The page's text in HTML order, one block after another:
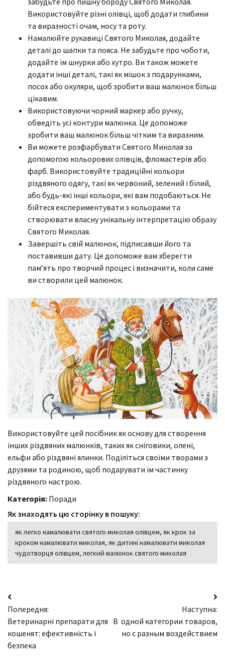
Використовуйте різні олівці, щоб додати глибини
та виразності очам, носу та роту.
Намалюйте рукавиці Святого Миколая, додайте
деталі до шапки та пояса. Не забудьте про чоботи,
додайте їм шнурки або хутро. Ви також можете
додати інші деталі, такі як мішок з подарунками,
посох або окуляри, щоб зробити ваш малюнок більш
цікавим.
Використовуючи чорний маркер або ручку,
обведіть усі контури малюнка. Це допоможе
зробити ваш малюнок більш чітким та виразним.
Ви можете розфарбувати Святого Миколая за
допомогою кольорових олівців, фломастерів або
фарб. Використовуйте традиційні кольори
різдвяного одягу, такі як червоний, зелений і білий,
або будь-які інші кольори, які вам подобаються. Не
бійтеся експериментувати з кольорами та
створювати власну унікальну інтерпретацію образу
Святого Миколая.
Завершіть свій малюнок, підписавши його та
поставивши дату. Це допоможе вам зберегти
пам’ять про творчий процес і визначити, коли саме
ви створили цей малюнок.
Використовуйте цей посібник як основу для створення
інших різдвяних малюнків, таких як сніговики, олені,
ельфи або різдвяні ялинки. Поділіться своїми творами з
друзями та родиною, щоб подарувати їм частинку
різдвяного настрою.
Категорія: Поради
Як знаходять цю сторінку в пошуку:
як легко намалювати святого миколая олівцем, як крок за
кроком намалювати миколая, як дитині намалювати миколая
чудотворця олівцем, легкий малюнок святого миколая
Навігація
записів
Попередня:
Ветеринарні препарати для
кошенят: ефективність і
безпека
Наступна:
В одной категории товаров,
но с разным воздействием